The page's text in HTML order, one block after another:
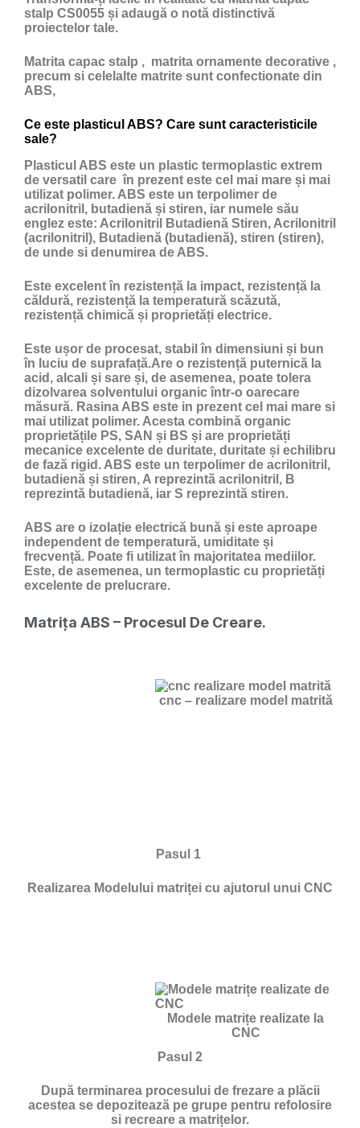
stalp CS0055 și adaugă o notă distinctivă
proiectelor tale.
Matrita capac stalp , matrita ornamente decorative ,
precum si celelalte matrite sunt confectionate din
ABS,
Ce este plasticul ABS? Care sunt caracteristicile
sale?
Plasticul ABS este un plastic termoplastic extrem
de versatil care în prezent este cel mai mare și mai
utilizat polimer. ABS este un terpolimer de
acrilonitril, butadienă și stiren, iar numele său
englez este: Acrilonitril Butadienă Stiren, Acrilonitril
(acrilonitril), Butadienă (butadienă), stiren (stiren),
de unde si denumirea de ABS.
Este excelent în rezistență la impact, rezistență la
căldură, rezistență la temperatură scăzută,
rezistență chimică și proprietăți electrice.
Este ușor de procesat, stabil în dimensiuni și bun
în luciu de suprafață.Are o rezistență puternică la
acid, alcali și sare și, de asemenea, poate tolera
dizolvarea solventului organic într-o oarecare
măsură. Rasina ABS este in prezent cel mai mare si
mai utilizat polimer. Acesta combină organic
proprietățile PS, SAN și BS și are proprietăți
mecanice excelente de duritate, duritate și echilibru
de fază rigid. ABS este un terpolimer de acrilonitril,
butadienă și stiren, A reprezintă acrilonitril, B
reprezintă butadienă, iar S reprezintă stiren.
ABS are o izolație electrică bună și este aproape
independent de temperatură, umiditate și
frecvență. Poate fi utilizat în majoritatea mediilor.
Este, de asemenea, un termoplastic cu proprietăți
excelente de prelucrare.
Matrița ABS – Procesul De Creare.
cnc – realizare model matrită
Pasul 1
Realizarea Modelului matriței cu ajutorul unui CNC
Modele matrițe realizate la
CNC
Pasul 2
După terminarea procesului de frezare a plăcii
acestea se depozitează pe grupe pentru refolosire
si recreare a matrițelor.